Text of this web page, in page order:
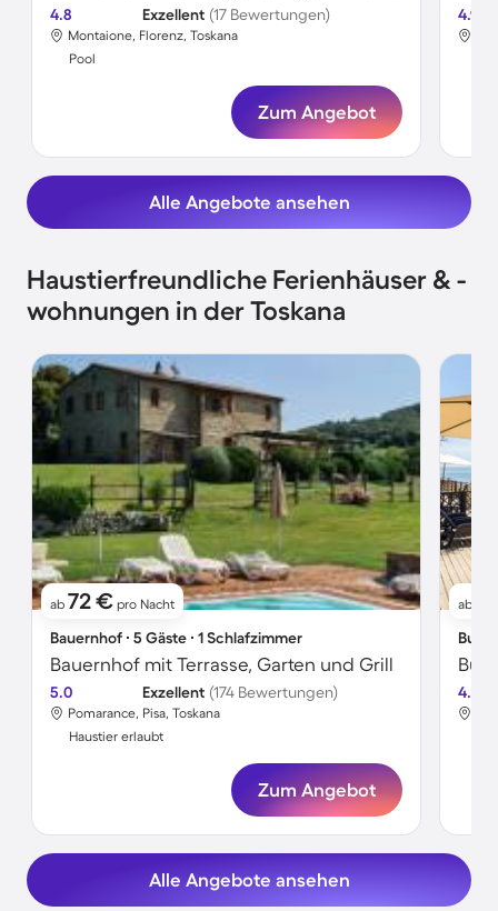
4.8 Exzellent (17 Bewertungen)
Montaione, Florenz, Toskana
Pool
Zum Angebot
4.9
Alle Angebote ansehen
Haustierfreundliche Ferienhäuser & -
wohnungen in der Toskana
ab 72 € pro Nacht
Bauernhof ∙ 5 Gäste ∙ 1 Schlafzimmer
Bauernhof mit Terrasse, Garten und Grill
5.0 Exzellent (174 Bewertungen)
Pomarance, Pisa, Toskana
Haustier erlaubt
Zum Angebot
ab
4.5
Alle Angebote ansehen